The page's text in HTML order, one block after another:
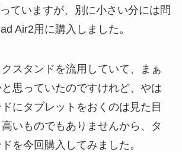
ていますが、別に小さい分には問
Air2用に購入しました。
スタンドを流用していて、まぁ
思っていたのですけれど、やは
にタブレットをおくのは見た目
いものでもありませんから、タ
を今回購入してみました。